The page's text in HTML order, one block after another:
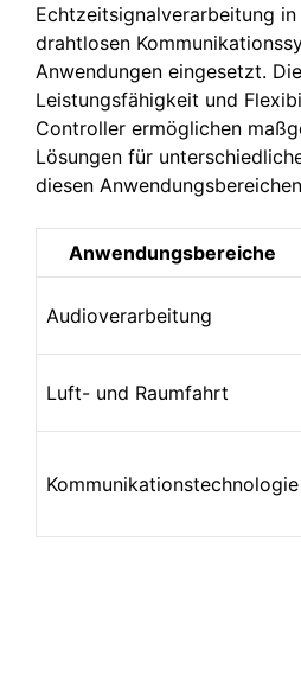
Echtzeitsignalverarbeitung
drahtlosen
Anwendungen eingesetzt.
Leistungsfähigkeit und
Controller ermöglichen
Lösungen für
diesen
Anwendungsbereiche
Audioverarbeitung
Luft- und Raumfahrt
Kommunikationstechnologie